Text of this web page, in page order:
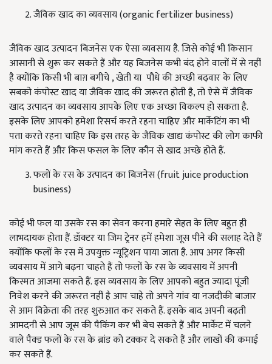
जैविक खाद का व्यवसाय (organic fertilizer business)
जैविक खाद उत्पादन बिजनेस एक ऐसा व्यवसाय है. जिसे कोई भी किसान
आसानी से शुरू कर सकते हैं और यह बिजनेस कभी बंद होने वालों में से नहीं
है क्योंकि किसी भी बाग़ बगीचे , खेती या पौधे की अच्छी बढ़वार के लिए
सबको कंपोस्ट खाद या जैविक खाद की जरूरत होती है, तो ऐसे में जैविक
खाद उत्पादन का व्यवसाय आपके लिए एक अच्छा विकल्प हो सकता है.
इसके लिए आपको हमेशा रिसर्च करते रहना चाहिए और मार्केटिंग का भी
पता करते रहना चाहिए कि इस तरह के जैविक खाद्य कंपोस्ट की लोग काफी
मांग करते हैं और किस फसल के लिए कौन से खाद अच्छे होते हैं.
फलों के रस के उत्पादन का बिजनेस (fruit juice production
business)
कोई भी फल या उसके रस का सेवन करना हमारे सेहत के लिए बहुत ही
लाभदायक होता हैं. डॉक्टर या जिम ट्रेनर हमें हमेशा जूस पीने की सलाह देते हैं
क्योंकि फलों के रस में उपयुक्त न्यूट्रिशन पाया जाता है. आप अगर किसी
व्यवसाय में आगे बढ़ना चाहते हैं तो फलों के रस के व्यवसाय में अपनी
किस्मत आजमा सकते हैं. इस व्यवसाय के लिए आपको बहुत ज्यादा पूंजी
निवेश करने की जरूरत नहीं है आप चाहे तो अपने गांव या नजदीकी बाजार
से आम विक्रेता की तरह शुरुआत कर सकते हैं. इसके बाद अपनी बढ़ती
आमदनी से आप जूस की पैकिंग कर भी बेच सकते हैं और मार्केट में चलने
वाले पैक्ड फलों के रस के ब्रांड को टक्कर दे सकते हैं और लाखों की कमाई
कर सकते हैं.